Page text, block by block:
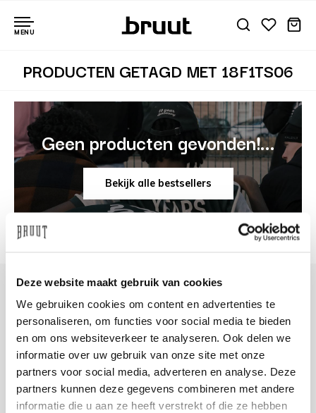
Deze website maakt gebruik van cookies
We gebruiken cookies om content en advertenties te
personaliseren, om functies voor social media te bieden
en om ons websiteverkeer te analyseren. Ook delen we
informatie over uw gebruik van onze site met onze
partners voor social media, adverteren en analyse. Deze
partners kunnen deze gegevens combineren met andere
informatie die u aan ze heeft verstrekt of die ze hebben
MENU
PRODUCTEN GETAGD MET 18F1TS06
Geen producten gevonden!...
Bekijk alle bestsellers
+31 23 205 2006
info@bruut.nl
Contact Formulier
Open tot 18:00
OPENINGSTIJDEN